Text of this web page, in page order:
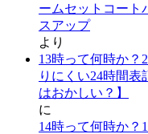
ームセットコート
スアップ
より
13時って何時か？
りにくい24時間
はおかしい？】
に
14時って何時か？